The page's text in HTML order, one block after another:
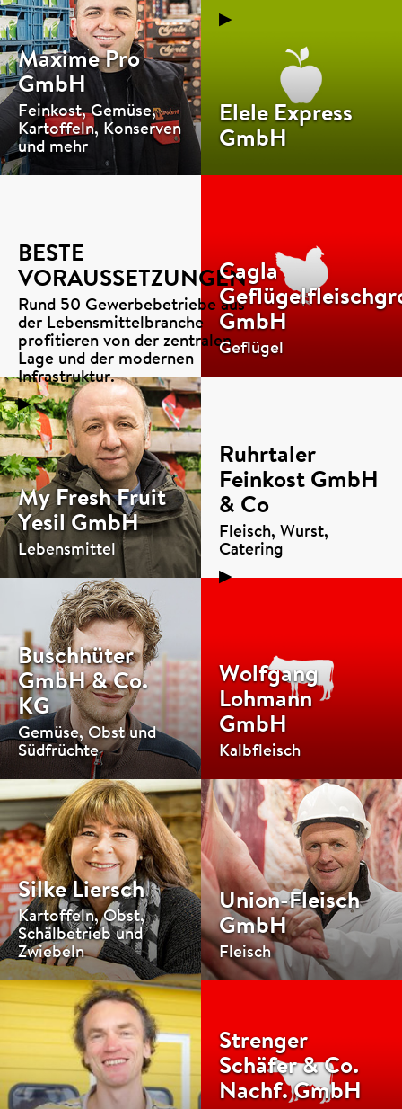
▶
Maxime Pro
GmbH
Feinkost, Gemüse,
Kartoffeln, Konserven
und mehr
Elele Express
GmbH
BESTE
VORAUSSETZUNGEN
Rund 50 Gewerbebetriebe aus
der Lebensmittelbranche
profitieren von der zentralen
Lage und der modernen
Infrastruktur.
▶
Cagla
GmbH
Geflügel
My Fresh Fruit
Yesil GmbH
Lebensmittel
Ruhrtaler
Feinkost GmbH
& Co
Fleisch, Wurst,
Catering
▶
Buschhüter
GmbH & Co.
KG
Gemüse, Obst und
Südfrüchte
Wolfgang
Lohmann
GmbH
Kalbfleisch
Silke Liersch
Kartoffeln, Obst,
Schälbetrieb und
Zwiebeln
Union-Fleisch
GmbH
Fleisch
Strenger
Schäfer & Co.
Nachf. GmbH